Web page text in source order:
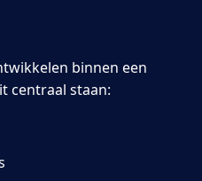
binnen een
centraal staan: